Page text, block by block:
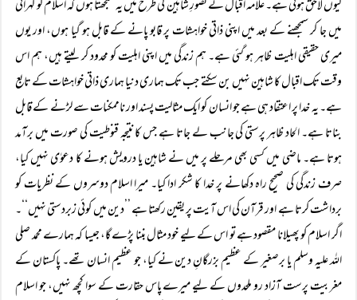
کیوں لاحق ہوئی ہے۔ علامہ اقبال کے تصورِ شاہین کی طرح میں یہ سمجھتا ہوں کہ اسلام کو گہرائی
میں جا کر سمجھنے کے بعد میں اپنی ذاتی خواہشات پر قابو پانے کے قابل ہو گیا ہوں، اور یوں
میری حقیقی اہلیت ظاہر ہو گئی ہے۔ ہم زندگی میں اپنی اہلیت کو محدود کر لیتے ہیں، ہم اس
وقت تک اقبال کا شاہین نہیں بن سکتے جب تک ہماری دنیا ہماری ذاتی خواہشات کے تابع
ہے۔ یہ خدا پر اعتقاد ہی ہے جو انسان کو ایک مثالیت پسند اور ناممکنات سے لڑنے کے قابل
بناتا ہے۔ الحاد ظاہر پرستی کی جانب لے جاتا ہے جس کا نتیجہ قنوطیت کی صورت میں برآمد
ہوتا ہے۔ ماضی میں کسی بھی مرحلے پر میں نے شاہین یا درویش ہونے کا دعوٰی نہیں کیا،
صرف زندگی کی صحیح راہ دکھانے پر خدا کا شکر ادا کیا۔ میرا اسلام دوسروں کے نظریات کو
برداشت کرتا ہے اور قرآن کی اس آیت پر یقین رکھتا ہے ’’دین میں کوئی زبردستی نہیں‘‘۔
اگر اسلام کو پھیلانا مقصود ہے تو اس کے لیے خود مثال بننا پڑے گا، جیسا کہ ہمارے محمد صلی
اللہ علیہ وسلم یا برصغیر کے عظیم بزرگانِ دین نے کیا، جو عظیم انسان تھے۔ پاکستان کے
مغربیت پرست آزاد رو ملحدوں کے لیے میرے پاس حقارت کے سوا کچھ نہیں، جو اسلام